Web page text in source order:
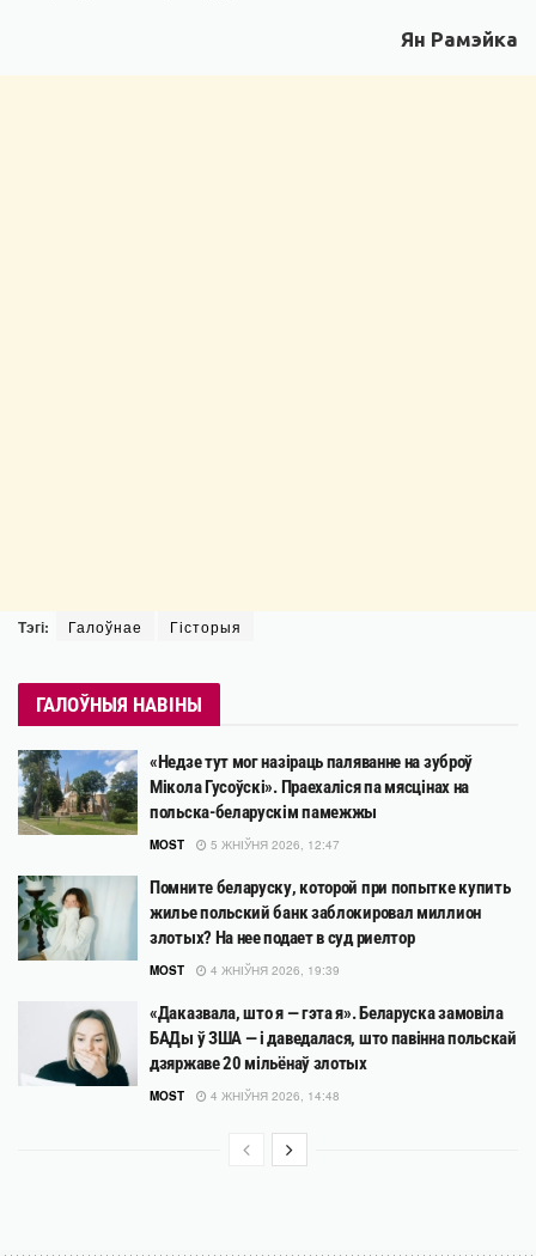
Ян Рамэйка
Тэгі: Галоўнае Гісторыя
ГАЛОЎНЫЯ НАВІНЫ
«Недзе тут мог назіраць паляванне на зуброў
Мікола Гусоўскі». Праехаліся па мясцінах на
польска-беларускім памежжы
MOST 5 ЖНІЎНЯ 2026, 12:47
Помните беларуску, которой при попытке купить
жилье польский банк заблокировал миллион
злотых? На нее подает в суд риелтор
MOST 4 ЖНІЎНЯ 2026, 19:39
«Даказвала, што я — гэта я». Беларуска замовіла
БАДы ў ЗША — і даведалася, што павінна польскай
дзяржаве 20 мільёнаў злотых
MOST 4 ЖНІЎНЯ 2026, 14:48